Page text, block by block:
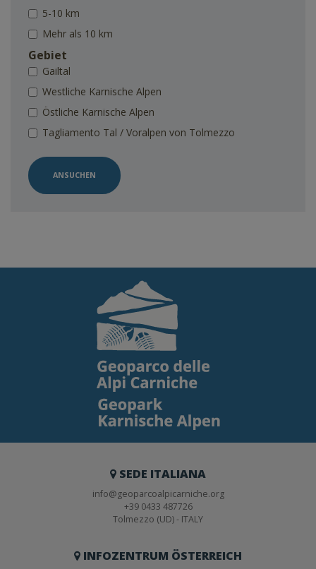
5-10 km
Mehr als 10 km
Gebiet
Gailtal
Westliche Karnische Alpen
Östliche Karnische Alpen
Tagliamento Tal / Voralpen von Tolmezzo
ANSUCHEN
SEDE ITALIANA
info@geoparcoalpicarniche.org
+39 0433 487726
Tolmezzo (UD) - ITALY
INFOZENTRUM ÖSTERREICH